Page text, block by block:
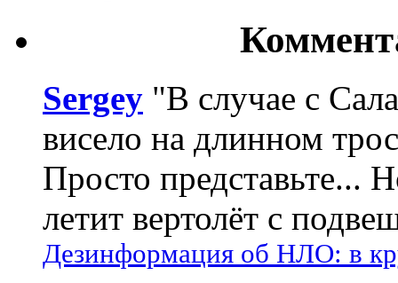
Sergey "В случае с
висело на длинном
Просто представьте...
летит вертолёт с
Дезинформация об НЛО: в